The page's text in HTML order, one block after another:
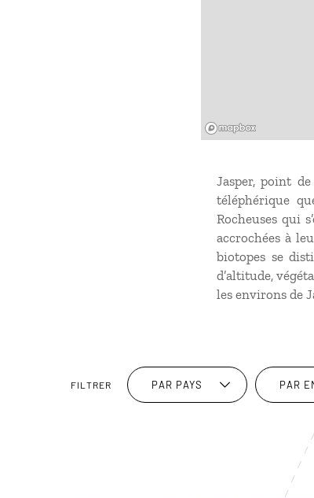
Jasper, point
téléphérique
Rocheuses qui
accrochées à
biotopes se
d’altitude,
les environs de
FILTRER PAR PAYS PAR